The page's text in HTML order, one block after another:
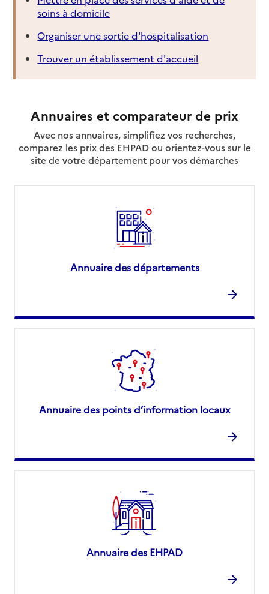
soins à domicile
Organiser une sortie d'hospitalisation
Trouver un établissement d'accueil
Annuaires et comparateur de prix
Avec nos annuaires, simplifiez vos recherches,
comparez les prix des EHPAD ou orientez-vous sur le
site de votre département pour vos démarches
Annuaire des départements
Annuaire des points d’information locaux
Annuaire des EHPAD